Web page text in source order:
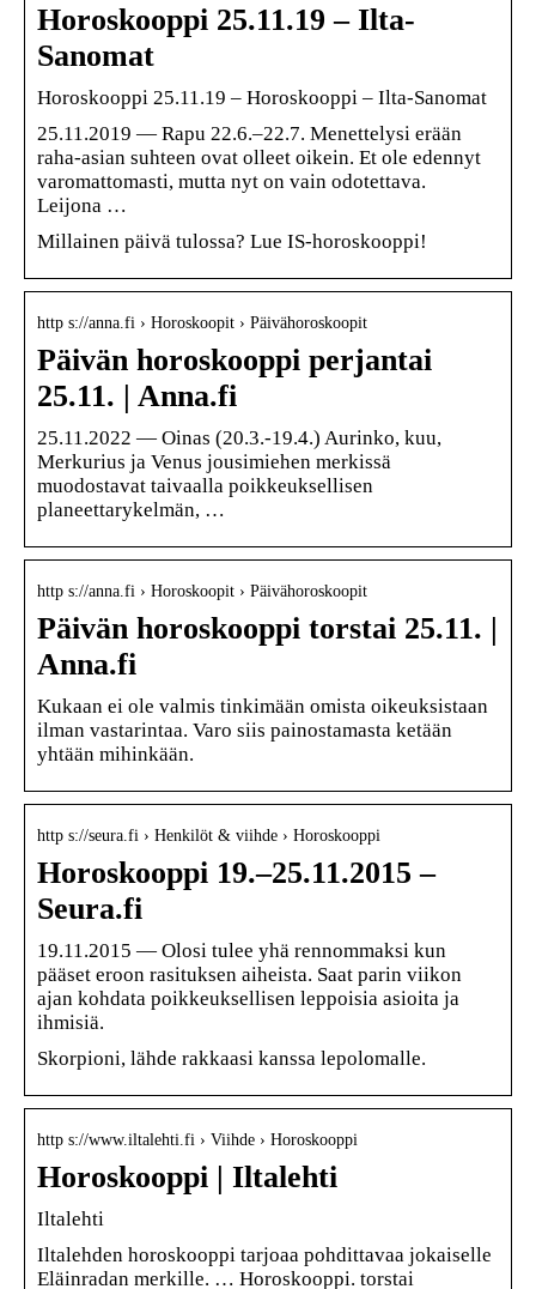
Horoskooppi 25.11.19 – Ilta-
Sanomat
Horoskooppi 25.11.19 – Horoskooppi – Ilta-Sanomat
25.11.2019 — Rapu 22.6.–22.7. Menettelysi erään
raha-asian suhteen ovat olleet oikein. Et ole edennyt
varomattomasti, mutta nyt on vain odotettava.
Leijona …
Millainen päivä tulossa? Lue IS-horoskooppi!
http s://anna.fi › Horoskoopit › Päivähoroskoopit
Päivän horoskooppi perjantai
25.11. | Anna.fi
25.11.2022 — Oinas (20.3.-19.4.) Aurinko, kuu,
Merkurius ja Venus jousimiehen merkissä
muodostavat taivaalla poikkeuksellisen
planeettarykelmän, …
http s://anna.fi › Horoskoopit › Päivähoroskoopit
Päivän horoskooppi torstai 25.11. |
Anna.fi
Kukaan ei ole valmis tinkimään omista oikeuksistaan
ilman vastarintaa. Varo siis painostamasta ketään
yhtään mihinkään.
http s://seura.fi › Henkilöt & viihde › Horoskooppi
Horoskooppi 19.–25.11.2015 –
Seura.fi
19.11.2015 — Olosi tulee yhä rennommaksi kun
pääset eroon rasituksen aiheista. Saat parin viikon
ajan kohdata poikkeuksellisen leppoisia asioita ja
ihmisiä.
Skorpioni, lähde rakkaasi kanssa lepolomalle.
http s://www.iltalehti.fi › Viihde › Horoskooppi
Horoskooppi | Iltalehti
Iltalehti
Iltalehden horoskooppi tarjoaa pohdittavaa jokaiselle
Eläinradan merkille. … Horoskooppi. torstai